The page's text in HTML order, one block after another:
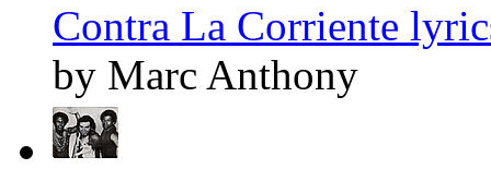
Contra La Corriente
by Marc Anthony